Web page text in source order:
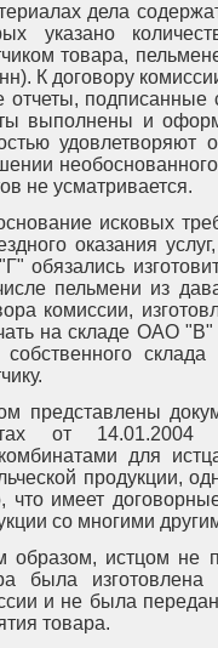
дела
указано
товара,
К договору
отчеты, подписанные
выполнены и
удовлетворяют
не усматривается.
исковых
оказания
обязались
пельмени из
комиссии,
на складе ОАО
собственного
представлены
от
для
продукции,
что имеет
со многими
образом, истцом не
была
и не была
товара.